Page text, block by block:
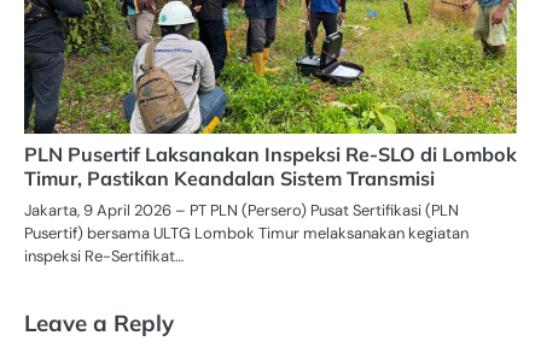
PLN Pusertif Laksanakan Inspeksi Re-SLO di Lombok
Timur, Pastikan Keandalan Sistem Transmisi
Jakarta, 9 April 2026 – PT PLN (Persero) Pusat Sertifikasi (PLN
Pusertif) bersama ULTG Lombok Timur melaksanakan kegiatan
inspeksi Re-Sertifikat…
Leave a Reply